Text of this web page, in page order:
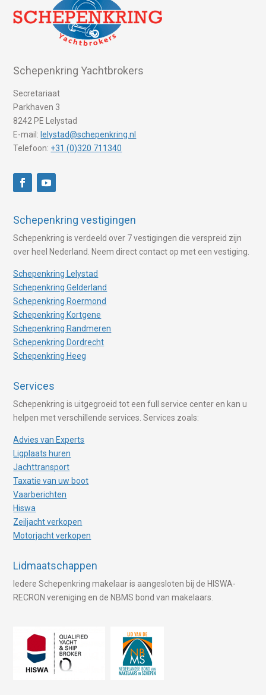
Schepenkring Yachtbrokers
Secretariaat
Parkhaven 3
8242 PE Lelystad
E-mail: lelystad@schepenkring.nl
Telefoon: +31 (0)320 711340
Schepenkring vestigingen
Schepenkring is verdeeld over 7 vestigingen die verspreid zijn
over heel Nederland. Neem direct contact op met een vestiging.
Schepenkring Lelystad
Schepenkring Gelderland
Schepenkring Roermond
Schepenkring Kortgene
Schepenkring Randmeren
Schepenkring Dordrecht
Schepenkring Heeg
Services
Schepenkring is uitgegroeid tot een full service center en kan u
helpen met verschillende services. Services zoals:
Advies van Experts
Ligplaats huren
Jachttransport
Taxatie van uw boot
Vaarberichten
Hiswa
Zeiljacht verkopen
Motorjacht verkopen
Lidmaatschappen
Iedere Schepenkring makelaar is aangesloten bij de HISWA-
RECRON vereniging en de NBMS bond van makelaars.